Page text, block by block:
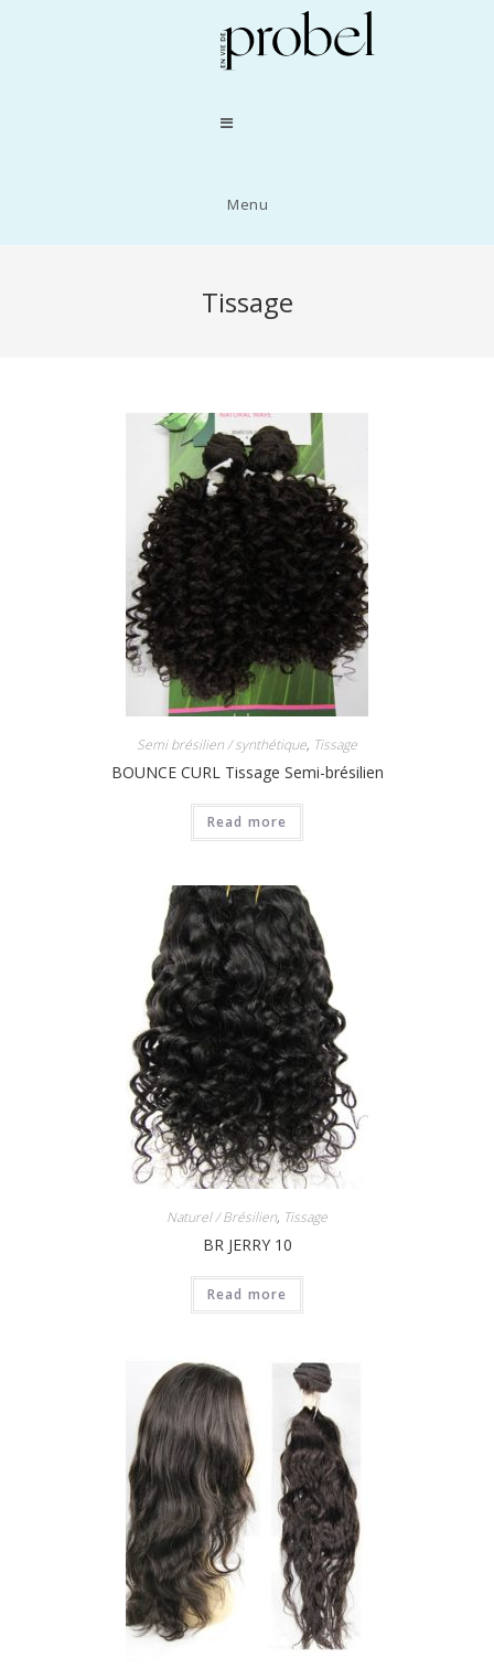
Menu
Tissage
Semi brésilien / synthétique, Tissage
BOUNCE CURL Tissage Semi-brésilien
Read more
Naturel / Brésilien, Tissage
BR JERRY 10
Read more